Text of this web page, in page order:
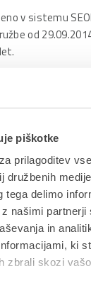
piškotke
prilagoditev
družbenih
tega delimo
našimi partnerji
in
ki
zbrali skozi
v sistemu
od
prispevek
NA JAVNE